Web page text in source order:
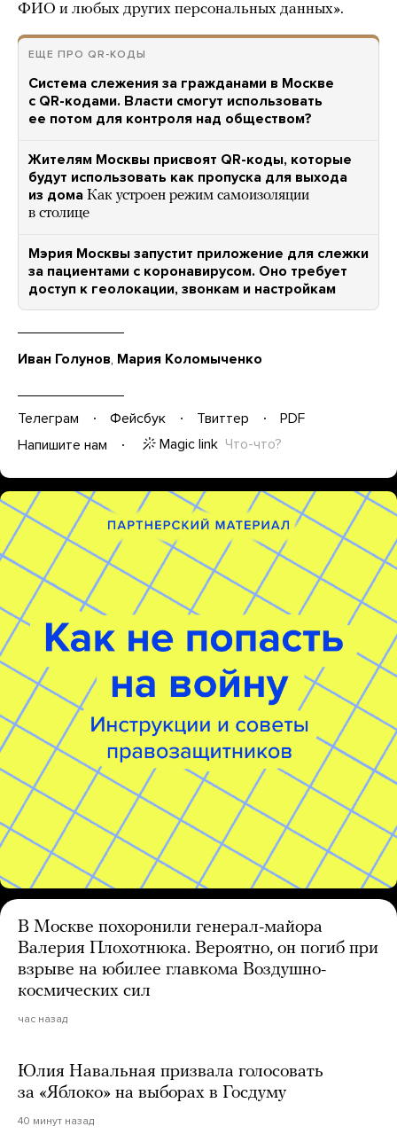
ФИО и любых других персональных данных».
ЕЩЕ ПРО QR-КОДЫ
Система слежения за гражданами в Москве
с QR-кодами. Власти смогут использовать
ее потом для контроля над обществом?
Жителям Москвы присвоят QR-коды, которые
будут использовать как пропуска для выхода
из дома Как устроен режим самоизоляции
в столице
Мэрия Москвы запустит приложение для слежки
за пациентами с коронавирусом. Оно требует
доступ к геолокации, звонкам и настройкам
Иван Голунов, Мария Коломыченко
Телеграм Фейсбук Твиттер
PDF
Напишите нам
Magic link Что-что?
В Москве похоронили генерал-майора
Валерия Плохотнюка. Вероятно, он погиб при
взрыве на юбилее главкома Воздушно-
космических сил
час назад
Юлия Навальная призвала голосовать
за «Яблоко» на выборах в Госдуму
40 минут назад